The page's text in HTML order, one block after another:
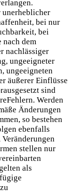
unerheblicher
bei nur
bei
nach dem
nachlässiger
ungeeigneter
ungeeigneten
äußerer Einflüsse
sind
Werden
Änderungen
so bestehen
ebenfalls
stellen nur
als